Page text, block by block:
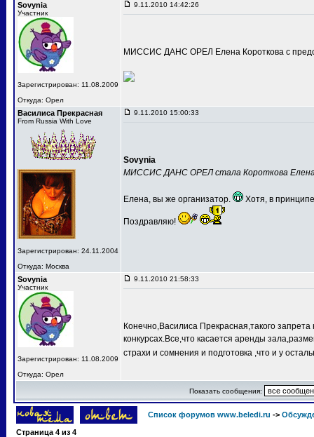
Sovynia
Участник
Зарегистрирован: 11.08.2009
Откуда: Орел
9.11.2010 14:42:26
МИССИС ДАНС ОРЕЛ Елена Короткова с
Василиса Прекрасная
From Russia With Love
Зарегистрирован: 24.11.2004
Откуда: Москва
9.11.2010 15:00:33
Sovynia
МИССИС ДАНС ОРЕЛ стала Короткова
Елена, вы же организатор. Хотя, в
Поздравляю!
Sovynia
Участник
Зарегистрирован: 11.08.2009
Откуда: Орел
9.11.2010 21:58:33
Конечно,Василиса Прекрасная,такого
конкурсах.Все,что касается аренды
страхи и сомнения и подготовка ,что и у
Показать сообщения:
Список форумов www.beledi.ru ->
Страница 4 из 4